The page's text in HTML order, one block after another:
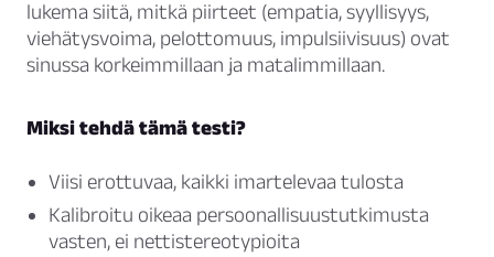
lukema siitä, mitkä piirteet (empatia, syyllisyys,
viehätysvoima, pelottomuus, impulsiivisuus) ovat
sinussa korkeimmillaan ja matalimmillaan.
Miksi tehdä tämä testi?
Viisi erottuvaa, kaikki imartelevaa tulosta
Kalibroitu oikeaa persoonallisuustutkimusta
vasten, ei nettistereotypioita